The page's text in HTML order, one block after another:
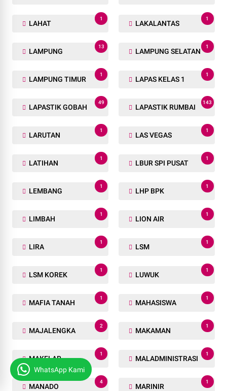
LAHAT
1
LAKALANTAS
1
LAMPUNG
13
LAMPUNG SELATAN
1
LAMPUNG TIMUR
1
LAPAS KELAS 1
1
LAPASTIK GOBAH
49
LAPASTIK RUMBAI
143
LARUTAN
1
LAS VEGAS
1
LATIHAN
1
LBUR SPI PUSAT
1
LEMBANG
1
LHP BPK
1
LIMBAH
1
LION AIR
1
LIRA
1
LSM
1
LSM KOREK
1
LUWUK
1
MAFIA TANAH
1
MAHASISWA
1
MAJALENGKA
2
MAKAMAN
1
MAKELAR
1
MALADMINISTRASI
1
MANADO
4
MARINIR
1
WhatsApp Kami